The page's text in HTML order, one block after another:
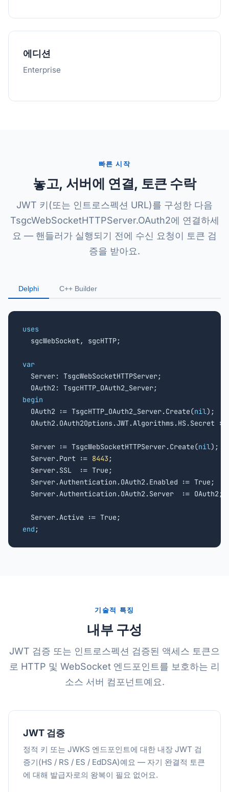
에디션
Enterprise
빠른 시작
놓고, 서버에 연결, 토큰 수락
JWT 키(또는 인트로스펙션 URL)를 구성한 다음
TsgcWebSocketHTTPServer.OAuth2에 연결하세
요 — 핸들러가 실행되기 전에 수신 요청이 토큰 검
증을 받아요.
Delphi C++ Builder
uses
sgcWebSocket, sgcHTTP;
var
Server: TsgcWebSocketHTTPServer;
begin
OAuth2 := TsgcHTTP_OAuth2_Server.Create(nil);
OAuth2.OAuth2Options.JWT.Algorithms.HS.Secret
  Server := TsgcWebSocketHTTPServer.Create(
nil);
  Server.Port :=
8443 ;
  Server.SSL  := True;
  Server.Authentication.OAuth2.Enabled := True;
  Server.Authentication.OAuth2.Server  := OAuth2;
end ;
기술적 특징
내부 구성
JWT 검증 또는 인트로스펙션 검증된 액세스 토큰으
로 HTTP 및 WebSocket 엔드포인트를 보호하는 리
소스 서버 컴포넌트예요.
JWT 검증
정적 키 또는 JWKS 엔드포인트에 대한 내장 JWT 검
증기(HS / RS / ES / EdDSA)예요 — 자기 완결적 토큰
에 대해 발급자로의 왕복이 필요 없어요.